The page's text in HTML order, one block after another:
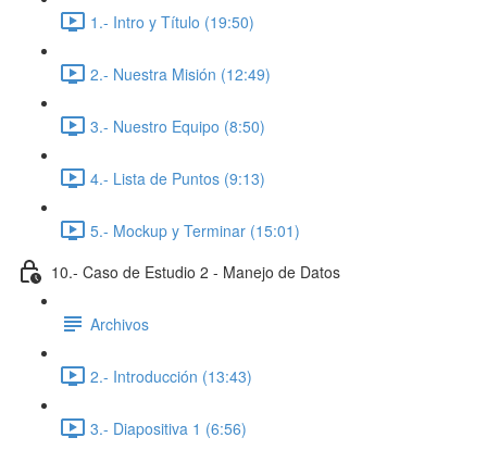
1.- Intro y Título (19:50)
2.- Nuestra Misión (12:49)
3.- Nuestro Equipo (8:50)
4.- Lista de Puntos (9:13)
5.- Mockup y Terminar (15:01)
10.- Caso de Estudio 2 - Manejo de Datos
Archivos
2.- Introducción (13:43)
3.- Diapositiva 1 (6:56)